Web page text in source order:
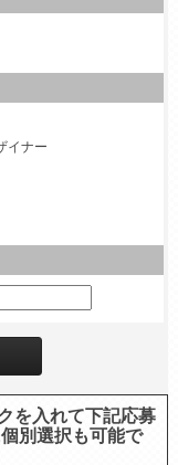
イナー
を入れて下記応募
別選択も可能で